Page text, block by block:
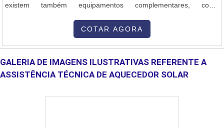
existem também equipamentos complementares, como
eletromecânicos, válvula automática de bloqueio, manômetros,
COTAR AGORA
GALERIA DE IMAGENS ILUSTRATIVAS REFERENTE A
ASSISTÊNCIA TÉCNICA DE AQUECEDOR SOLAR